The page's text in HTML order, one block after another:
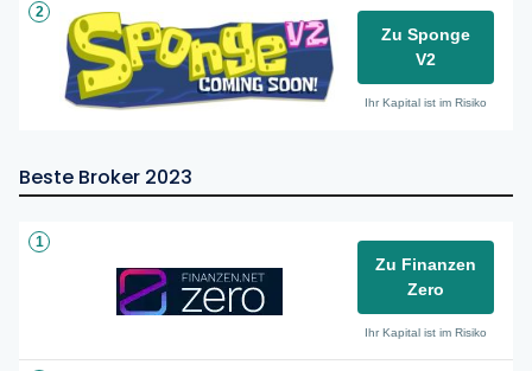
2
Zu Sponge
V2
Ihr Kapital ist im Risiko
Beste Broker 2023
1
Zu Finanzen
Zero
Ihr Kapital ist im Risiko